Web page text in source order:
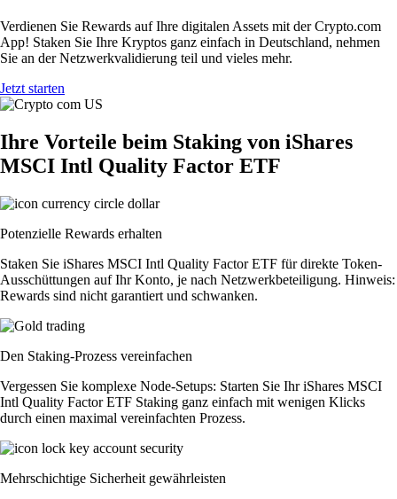
Verdienen Sie Rewards auf Ihre digitalen Assets mit der Crypto.com
App! Staken Sie Ihre Kryptos ganz einfach in Deutschland, nehmen
Sie an der Netzwerkvalidierung teil und vieles mehr.
Jetzt starten
Ihre Vorteile beim Staking von iShares
MSCI Intl Quality Factor ETF
Potenzielle Rewards erhalten
Staken Sie iShares MSCI Intl Quality Factor ETF für direkte Token-
Ausschüttungen auf Ihr Konto, je nach Netzwerkbeteiligung. Hinweis:
Rewards sind nicht garantiert und schwanken.
Den Staking-Prozess vereinfachen
Vergessen Sie komplexe Node-Setups: Starten Sie Ihr iShares MSCI
Intl Quality Factor ETF Staking ganz einfach mit wenigen Klicks
durch einen maximal vereinfachten Prozess.
Mehrschichtige Sicherheit gewährleisten